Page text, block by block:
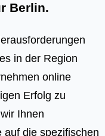
Berlin.
in der Region
online
Erfolg zu
Ihnen
auf die spezifischen